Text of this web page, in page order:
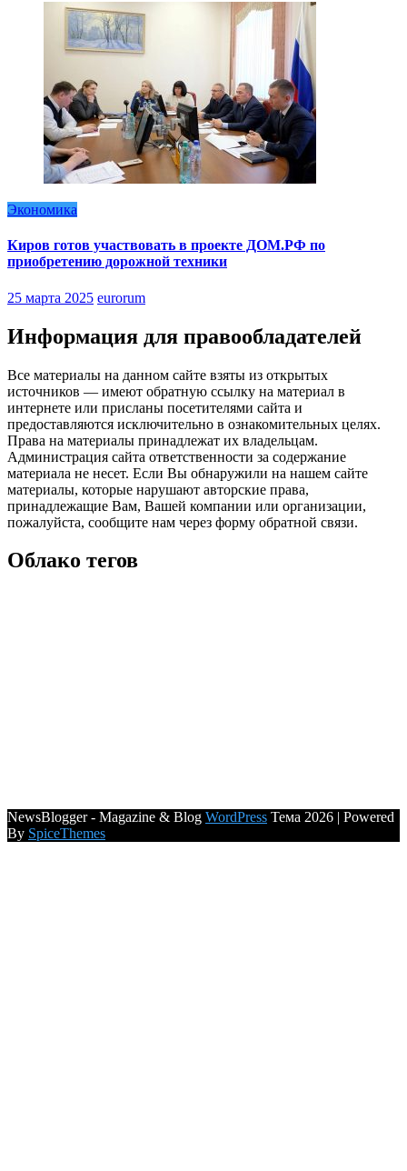
Экономика
Киров готов участвовать в проекте ДОМ.РФ по
приобретению дорожной техники
25 марта 2025 eurorum
Информация для правообладателей
Все материалы на данном сайте взяты из открытых
источников — имеют обратную ссылку на материал в
интернете или присланы посетителями сайта и
предоставляются исключительно в ознакомительных целях.
Права на материалы принадлежат их владельцам.
Администрация сайта ответственности за содержание
материала не несет. Если Вы обнаружили на нашем сайте
материалы, которые нарушают авторские права,
принадлежащие Вам, Вашей компании или организации,
пожалуйста, сообщите нам через форму обратной связи.
Облако тегов
NewsBlogger - Magazine & Blog WordPress Тема 2026 | Powered
By SpiceThemes